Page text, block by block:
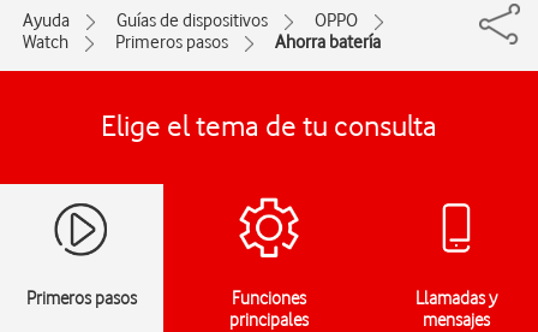
Ayuda Guías de dispositivos
OPPO
Watch
Primeros pasos Ahorra batería
Elige el tema de tu consulta
Primeros pasos
Funciones
principales
Llamadas y
mensajes